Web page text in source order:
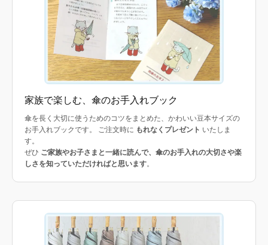
家族で楽しむ、傘のお手入れブック
傘を長く大切に使うためのコツをまとめた、かわいい豆本サイズの
お手入れブックです。 ご注文時に もれなくプレゼント いたしま
す。
ぜひ ご家族やお子さまと一緒に読んで、傘のお手入れの大切さや楽
しさを知っていただければと思います。